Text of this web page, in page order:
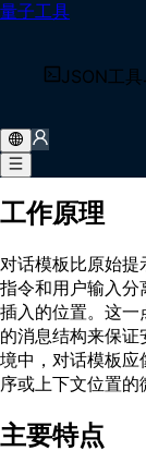
量子工具
JSON工具
首页/术语库
什么是 对
把变量、指令、示
模型的结构化聊天
工作原理
对话模板比原始
指令和用户输入分
插入的位置。这
的消息结构来保
境中，对话模板
序或上下文位置的
主要特点